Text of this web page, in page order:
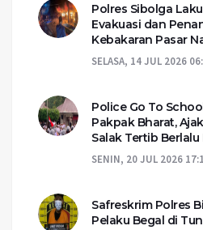
Polres Sibolga
Evakuasi dan
Kebakaran Pasar
SELASA, 14 JUL 2026
Police Go To
Pakpak Bharat,
Salak Tertib Berlalu
SENIN, 20 JUL 2026
Safreskrim Polres
Pelaku Begal di